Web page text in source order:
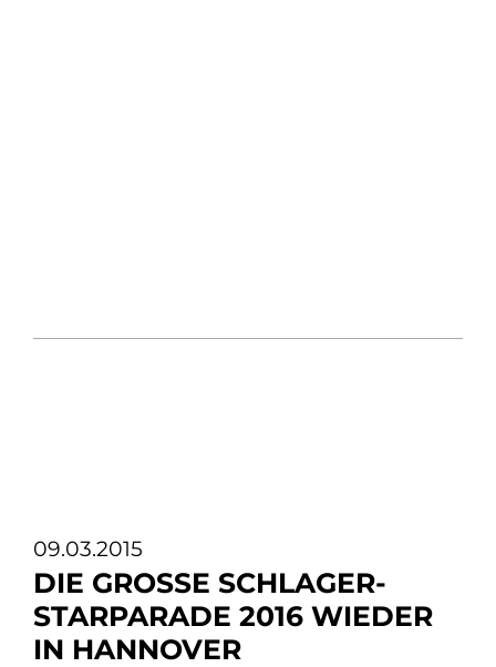
09.03.2015
DIE GROSSE SCHLAGER-S
TARPARADE 2016 WIEDER I
N HANNOVER